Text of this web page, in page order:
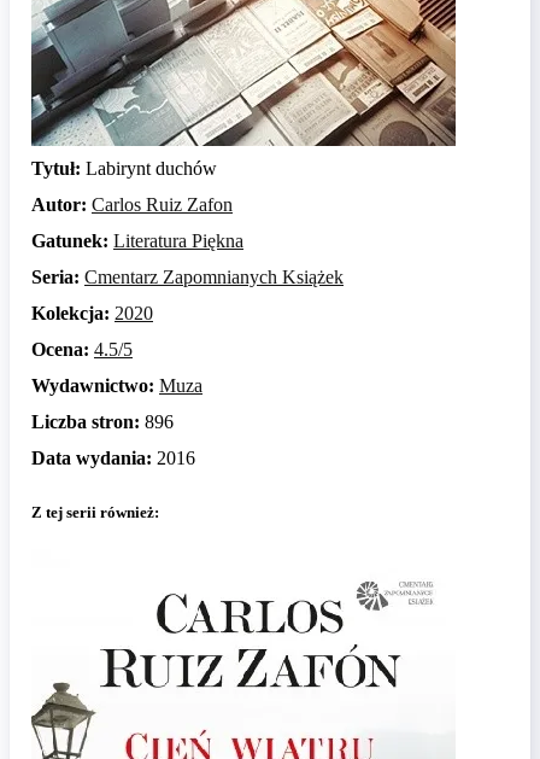
Tytuł: Labirynt duchów
Autor: Carlos Ruiz Zafon
Gatunek: Literatura Piękna
Seria: Cmentarz Zapomnianych Książek
Kolekcja: 2020
Ocena: 4.5/5
Wydawnictwo: Muza
Liczba stron: 896
Data wydania: 2016
Z tej serii również: